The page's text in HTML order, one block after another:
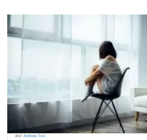
Bild: Anthony Tran